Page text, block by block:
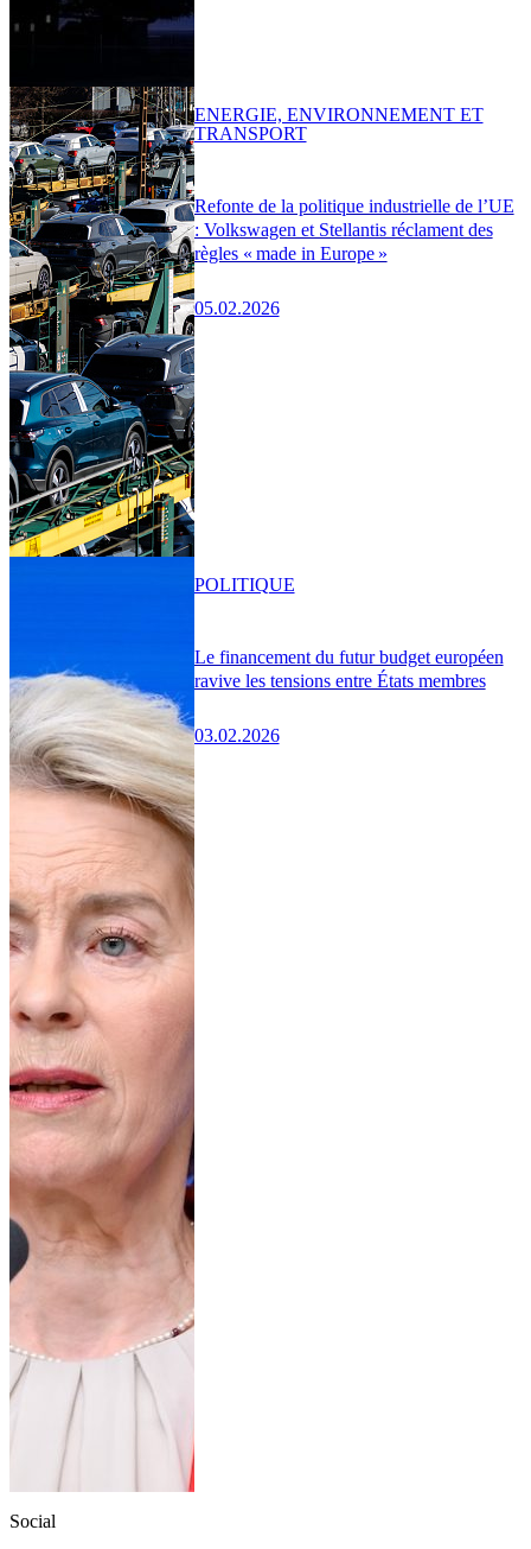
Refonte de la politique industrielle de l’UE
: Volkswagen et Stellantis réclament des
règles « made in Europe »
05.02.2026
ENERGIE, ENVIRONNEMENT ET
TRANSPORT
Le financement du futur budget européen
ravive les tensions entre États membres
03.02.2026
POLITIQUE
Social